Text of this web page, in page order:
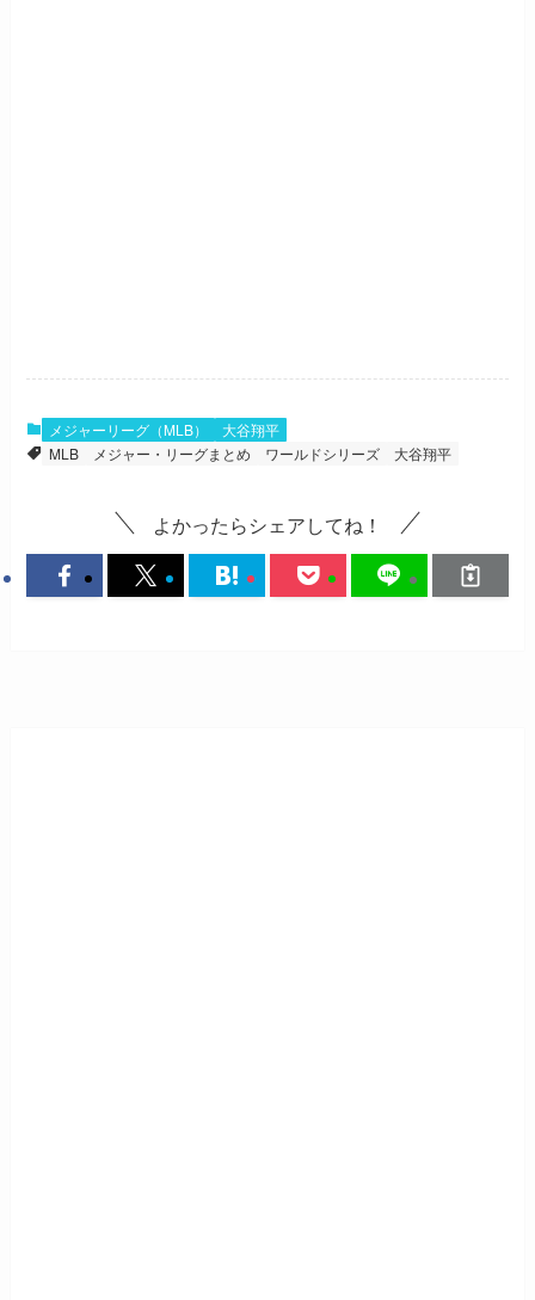
メジャーリーグ（MLB）
大谷翔平
MLB
メジャー・リーグまとめ ワールドシリーズ 大谷翔平
よかったらシェアしてね！